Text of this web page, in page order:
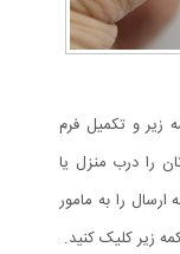
زیر و تکمیل فرم
را درب منزل یا
را به مامور
زیر کلیک کنید.